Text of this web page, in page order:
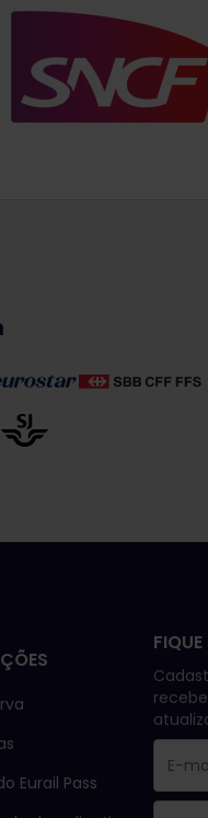
Eurail Pass